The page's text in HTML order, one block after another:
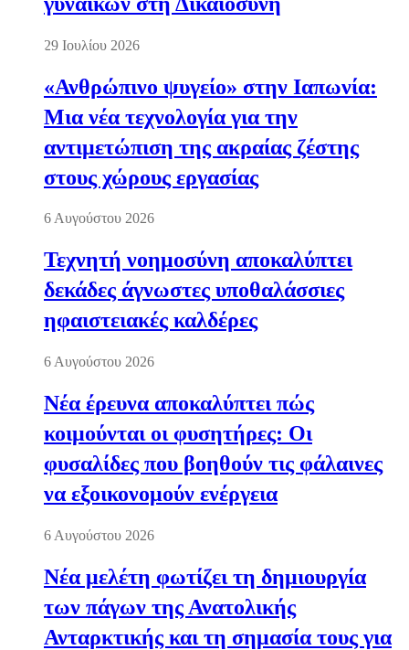
29 Ιουλίου 2026
«Ανθρώπινο ψυγείο» στην Ιαπωνία:
Μια νέα τεχνολογία για την
αντιμετώπιση της ακραίας ζέστης
στους χώρους εργασίας
6 Αυγούστου 2026
Τεχνητή νοημοσύνη αποκαλύπτει
δεκάδες άγνωστες υποθαλάσσιες
ηφαιστειακές καλδέρες
6 Αυγούστου 2026
Νέα έρευνα αποκαλύπτει πώς
κοιμούνται οι φυσητήρες: Οι
φυσαλίδες που βοηθούν τις φάλαινες
να εξοικονομούν ενέργεια
6 Αυγούστου 2026
Νέα μελέτη φωτίζει τη δημιουργία
των πάγων της Ανατολικής
Ανταρκτικής και τη σημασία τους για